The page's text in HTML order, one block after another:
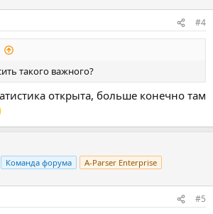
#4
такого важного?
открыта, больше конечно там
Команда форума A-Parser Enterprise
#5